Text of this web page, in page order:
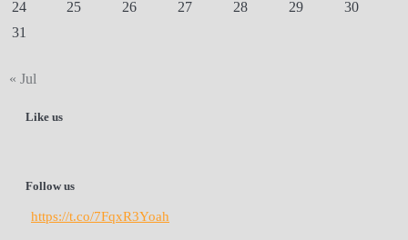
24
25 26 27 28 29
30
31
« Jul
Like us
Follow us
https://t.co/7FqxR3Yoah